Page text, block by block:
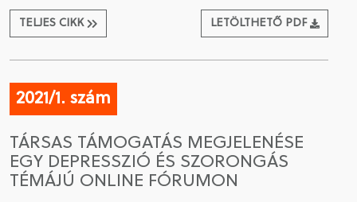
TELJES CIKK LETÖLTHETŐ PDF
2021/1. szám
TÁRSAS TÁMOGATÁS MEGJELENÉSE
EGY DEPRESSZIÓ ÉS SZORONGÁS
TÉMÁJÚ ONLINE FÓRUMON